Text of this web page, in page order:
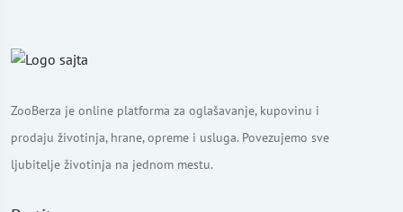
ZooBerza je online platforma za oglašavanje, kupovinu i
prodaju životinja, hrane, opreme i usluga. Povezujemo sve
ljubitelje životinja na jednom mestu.